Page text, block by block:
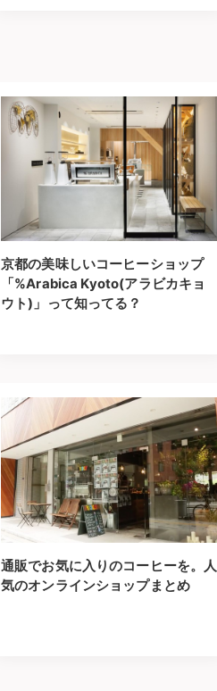
京都の美味しいコーヒーショップ
「%Arabica Kyoto(アラビカキョ
ウト)」って知ってる？
通販でお気に入りのコーヒーを。人
気のオンラインショップまとめ